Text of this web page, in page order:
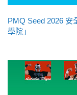
PMQ Seed 2026 安
學院」